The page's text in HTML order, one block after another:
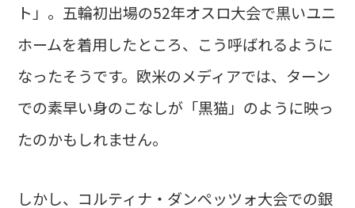
ト」。五輪初出場の52年オスロ大会で黒いユニ
ホームを着用したところ、こう呼ばれるように
なったそうです。欧米のメディアでは、ターン
での素早い身のこなしが「黒猫」のように映っ
たのかもしれません。
しかし、コルティナ・ダンペッツォ大会での銀